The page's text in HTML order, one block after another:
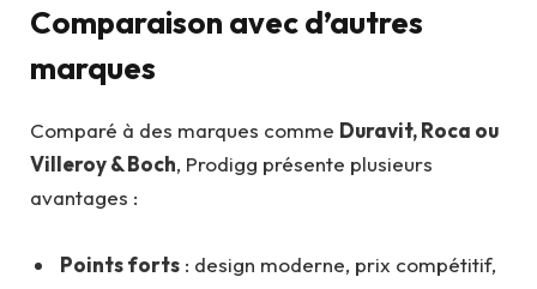
Comparaison avec d’autres
marques
Comparé à des marques comme Duravit, Roca ou
Villeroy & Boch, Prodigg présente plusieurs
avantages :
Points forts : design moderne, prix compétitif,